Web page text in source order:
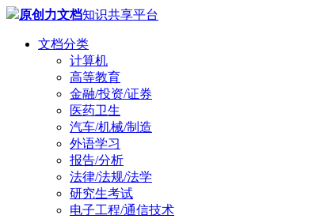
原创力文档知识共享平台
文档分类
计算机
高等教育
金融/投资/证券
医药卫生
汽车/机械/制造
外语学习
报告/分析
法律/法规/法学
研究生考试
电子工程/通信技术